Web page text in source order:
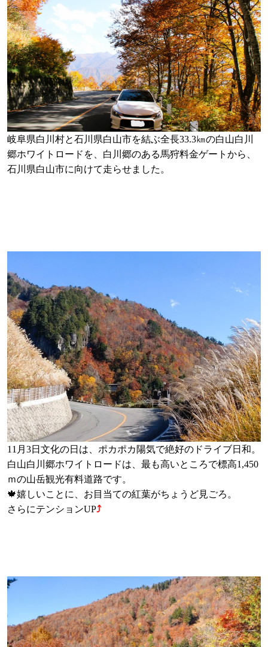
岐阜県白川村と石川県白山市を結ぶ全長33.3㎞の白山白川
郷ホワイトロードを、白川郷のある馬狩料金ゲートから、
石川県白山市に向けて走らせました。
11月3日文化の日は、ポカポカ陽気で絶好のドライブ日和。
白山白川郷ホワイトロードは、最も高いところで標高1,450
ｍの山岳観光有料道路です。
🍁嬉しいことに、お目当ての紅葉がちょうど見ごろ。
さらにテンションUP⤴